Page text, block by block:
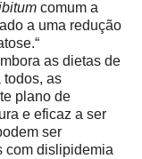
comum a
a uma redução
as dietas de
todos, as
plano de
e eficaz a ser
ser
com dislipidemia